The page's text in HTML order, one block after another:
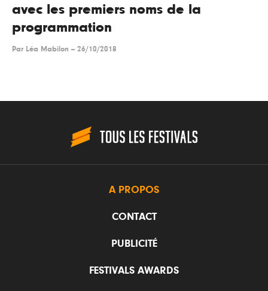
avec les premiers noms de la
programmation
Par Léa Mabilon -- 26/10/2018
A PROPOS
CONTACT
PUBLICITÉ
FESTIVALS AWARDS